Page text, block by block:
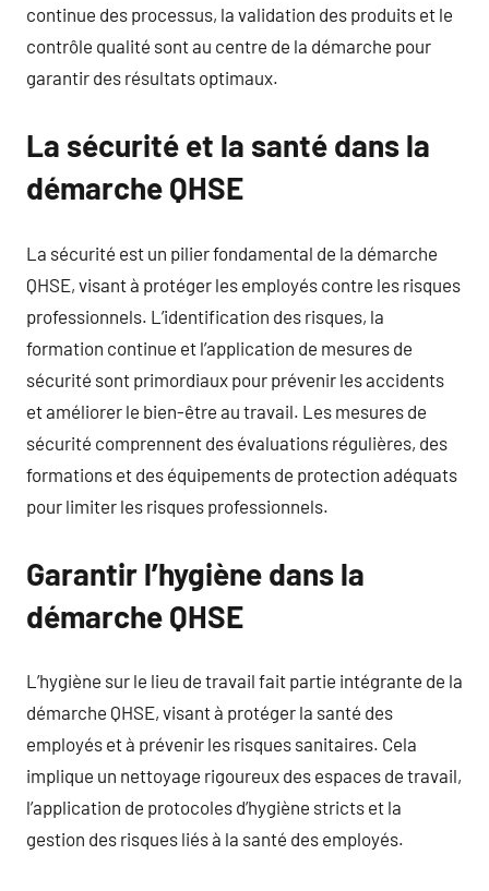
continue des processus, la validation des produits et le
contrôle qualité sont au centre de la démarche pour
garantir des résultats optimaux.
La sécurité et la santé dans la
démarche QHSE
La sécurité est un pilier fondamental de la démarche
QHSE, visant à protéger les employés contre les risques
professionnels. L’identification des risques, la
formation continue et l’application de mesures de
sécurité sont primordiaux pour prévenir les accidents
et améliorer le bien-être au travail. Les mesures de
sécurité comprennent des évaluations régulières, des
formations et des équipements de protection adéquats
pour limiter les risques professionnels.
Garantir l’hygiène dans la
démarche QHSE
L’hygiène sur le lieu de travail fait partie intégrante de la
démarche QHSE, visant à protéger la santé des
employés et à prévenir les risques sanitaires. Cela
implique un nettoyage rigoureux des espaces de travail,
l’application de protocoles d’hygiène stricts et la
gestion des risques liés à la santé des employés.